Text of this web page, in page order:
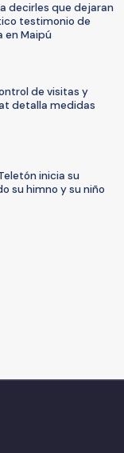
decirles que dejaran
testimonio de
en Maipú
de visitas y
detalla medidas
inicia su
su himno y su niño